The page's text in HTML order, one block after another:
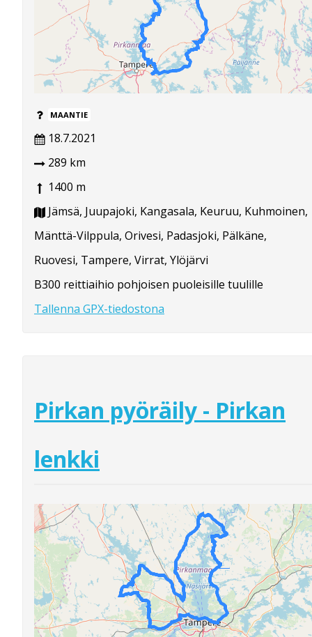
MAANTIE
18.7.2021
289 km
1400 m
Jämsä, Juupajoki, Kangasala, Keuruu, Kuhmoinen,
Mänttä-Vilppula, Orivesi, Padasjoki, Pälkäne,
Ruovesi, Tampere, Virrat, Ylöjärvi
B300 reittiaihio pohjoisen puoleisille tuulille
Tallenna GPX-tiedostona
Pirkan pyöräily - Pirkan
lenkki